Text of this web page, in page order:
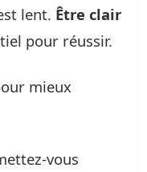
lent. Être clair
pour réussir.
mieux
vous